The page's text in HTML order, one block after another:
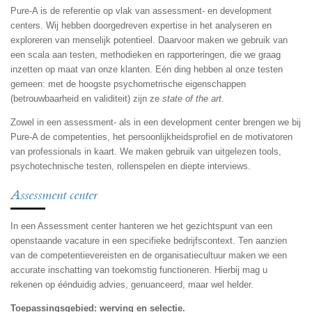
Pure-A is de referentie op vlak van assessment- en development
centers. Wij hebben doorgedreven expertise in het analyseren en
exploreren van menselijk potentieel. Daarvoor maken we gebruik van
een scala aan testen, methodieken en rapporteringen, die we graag
inzetten op maat van onze klanten. Eén ding hebben al onze testen
gemeen: met de hoogste psychometrische eigenschappen
(betrouwbaarheid en validiteit) zijn ze state of the art
Zowel in een assessment- als in een development center brengen we bij
Pure-A de competenties, het persoonlijkheidsprofiel en de motivatoren
van professionals in kaart. We maken gebruik van uitgelezen tools,
psychotechnische testen, rollenspelen en diepte interviews.
Assessment center
In een Assessment center hanteren we het gezichtspunt van een
openstaande vacature in een specifieke bedrijfscontext. Ten aanzien
van de competentievereisten en de organisatiecultuur maken we een
accurate inschatting van toekomstig functioneren. Hierbij mag u
rekenen op éénduidig advies, genuanceerd, maar wel helder.
Toepassingsgebied: werving en selectie.